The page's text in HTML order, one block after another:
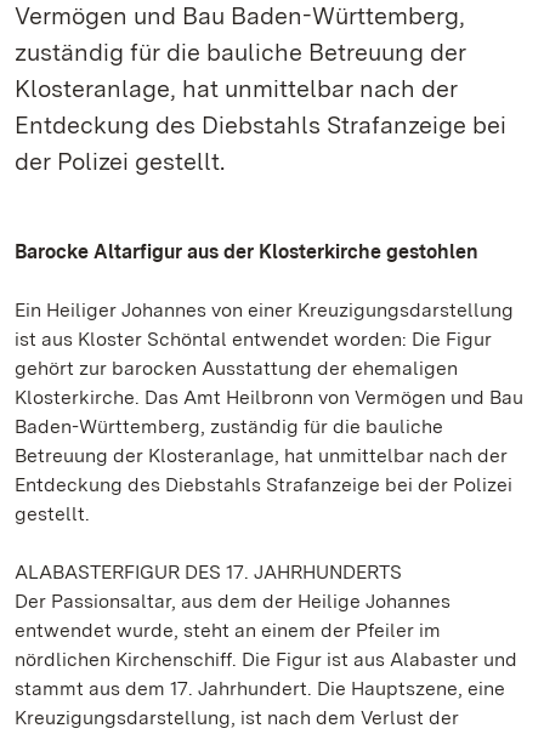
Vermögen und Bau Baden-Württemberg,
zuständig für die bauliche Betreuung der
Klosteranlage, hat unmittelbar nach der
Entdeckung des Diebstahls Strafanzeige bei
der Polizei gestellt.
Barocke Altarfigur aus der Klosterkirche gestohlen
Ein Heiliger Johannes von einer Kreuzigungsdarstellung
ist aus Kloster Schöntal entwendet worden: Die Figur
gehört zur barocken Ausstattung der ehemaligen
Klosterkirche. Das Amt Heilbronn von Vermögen und Bau
Baden-Württemberg, zuständig für die bauliche
Betreuung der Klosteranlage, hat unmittelbar nach der
Entdeckung des Diebstahls Strafanzeige bei der Polizei
gestellt.
ALABASTERFIGUR DES 17. JAHRHUNDERTS
Der Passionsaltar, aus dem der Heilige Johannes
entwendet wurde, steht an einem der Pfeiler im
nördlichen Kirchenschiff. Die Figur ist aus Alabaster und
stammt aus dem 17. Jahrhundert. Die Hauptszene, eine
Kreuzigungsdarstellung, ist nach dem Verlust der